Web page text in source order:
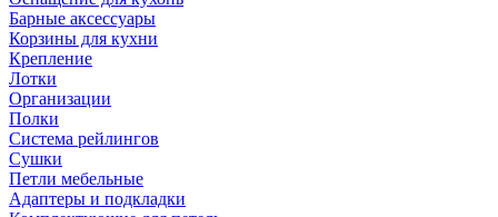
Барные аксессуары
Корзины для кухни
Крепление
Лотки
Организации
Полки
Система рейлингов
Сушки
Петли мебельные
Адаптеры и подкладки